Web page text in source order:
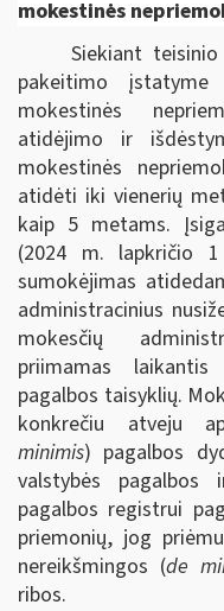
mokestinės
Siekiant
pakeitimo įstatyme
mokestinės
atidėjimo ir
mokestinės
atidėti iki vienerių
kaip 5 metams.
(2024 m. lapkričio
sumokėjimas
administracinius
mokesčių
priimamas
pagalbos taisyklių.
konkrečiu atveju
minimis) pagalbos
valstybės pagalbos
pagalbos registrui
priemonių, jog
nereikšmingos (de
ribos.